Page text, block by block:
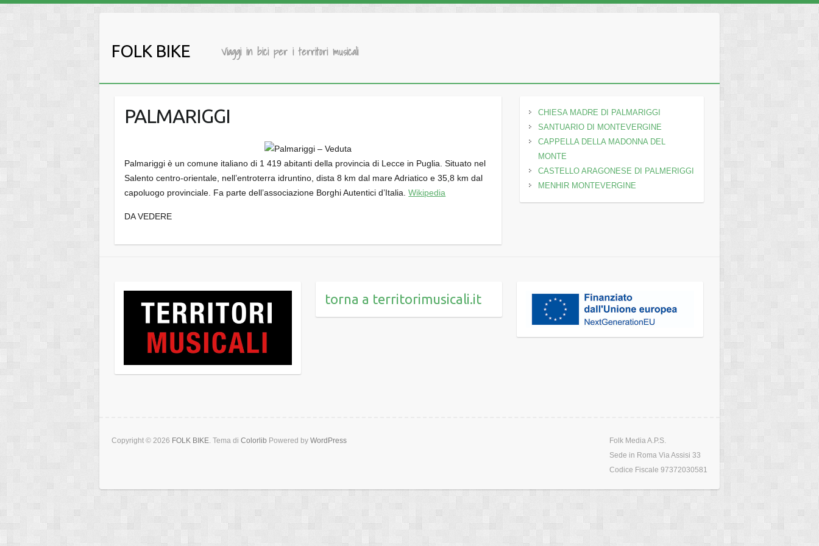
contenuto
FOLK BIKE Viaggi in bici per i territori musicali
PALMARIGGI
Palmariggi è un comune italiano di 1 419 abitanti della provincia di Lecce in Puglia. Situato nel
Salento centro-orientale, nell’entroterra idruntino, dista 8 km dal mare Adriatico e 35,8 km dal
capoluogo provinciale. Fa parte dell’associazione Borghi Autentici d’Italia.Wikipedia
DA VEDERE
CHIESA MADRE DI PALMARIGGI
SANTUARIO DI MONTEVERGINE
CAPPELLA DELLA MADONNA DEL
MONTE
CASTELLO ARAGONESE DI PALMERIGGI
MENHIR MONTEVERGINE
torna a territorimusicali.it
Copyright © 2026 FOLK BIKE. Tema di Colorlib Powered by WordPress
Folk Media A.P.S.
Sede in Roma Via Assisi 33
Codice Fiscale 97372030581